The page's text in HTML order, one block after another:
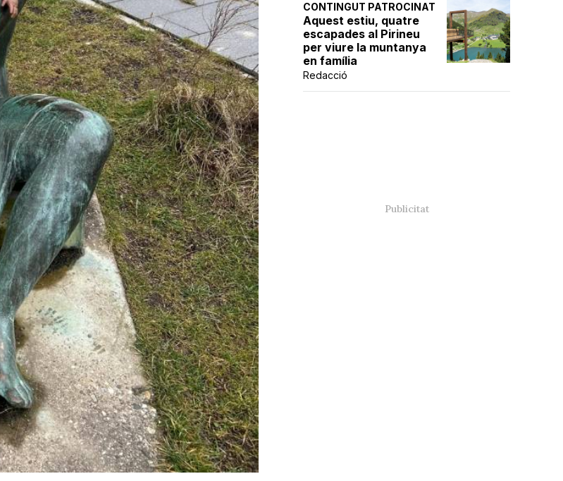
CONTINGUT PATROCINAT
Aquest estiu, quatre
escapades al Pirineu
per viure la muntanya
en família
Redacció